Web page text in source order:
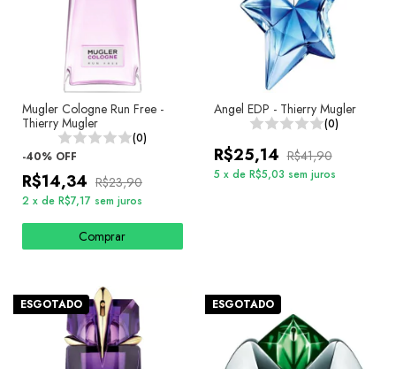
Mugler Cologne Run Free -
Thierry Mugler
(0)
-40% OFF
R$14,34 R$23,90
2 x de R$7,17 sem juros
Comprar
Angel EDP - Thierry Mugler
(0)
R$25,14 R$41,90
5 x de R$5,03 sem juros
ESGOTADO ESGOTADO